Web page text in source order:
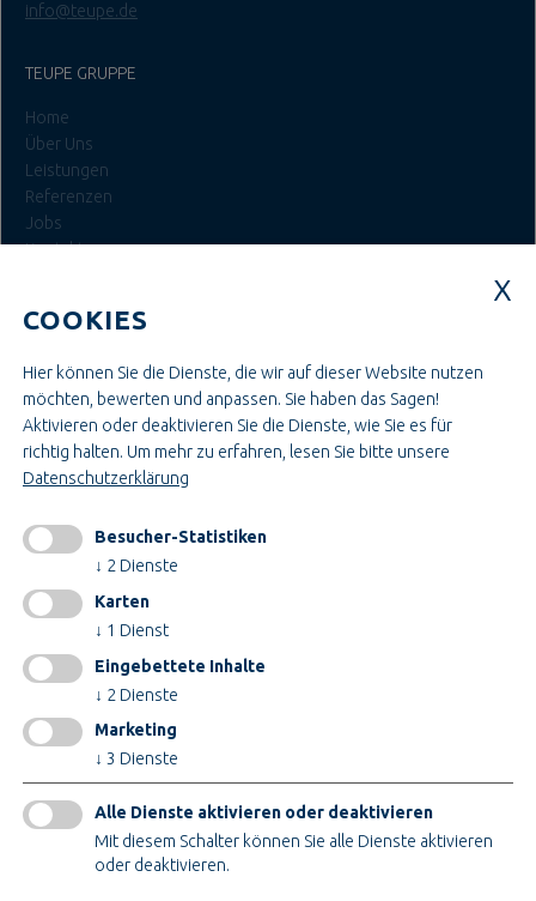
info@teupe.de
TEUPE GRUPPE
Home
Über Uns
Leistungen
Referenzen
Jobs
Kontakt
Ausbildung & Studium
Bau- & Projektleitung
Administration & Verwaltung
Handwerk & Montage
Konstruktion & Technik
INFORMATIONEN
Impressum
AGB
Datenschutz
Cookieeinstellungen ändern
ZERTIFIKATE
COOKIES
Hier können Sie die Dienste, die wir auf dieser Website nutzen
möchten, bewerten und anpassen. Sie haben das Sagen!
Aktivieren oder deaktivieren Sie die Dienste, wie Sie es für
richtig halten. Um mehr zu erfahren, lesen Sie bitte unsere
Datenschutzerklärung
Besucher-Statistiken
↓ 2 Dienste
Karten
↓ 1 Dienst
Eingebettete Inhalte
↓ 2 Dienste
Marketing
↓ 3 Dienste
Alle Dienste aktivieren oder deaktivieren
Mit diesem Schalter können Sie alle Dienste aktivieren
oder deaktivieren.